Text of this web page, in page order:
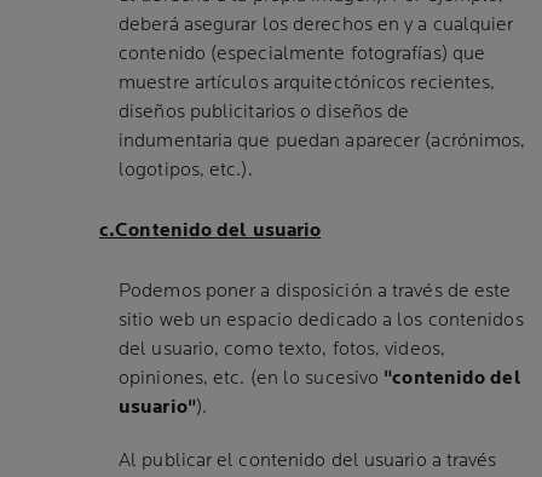
deberá asegurar los derechos en y a cualquier
contenido (especialmente fotografías) que
muestre artículos arquitectónicos recientes,
diseños publicitarios o diseños de
indumentaria que puedan aparecer (acrónimos,
logotipos, etc.).
c.Contenido del usuario
Podemos poner a disposición a través de este
sitio web un espacio dedicado a los contenidos
del usuario, como texto, fotos, videos,
opiniones, etc. (en lo sucesivo "contenido del
usuario").
Al publicar el contenido del usuario a través